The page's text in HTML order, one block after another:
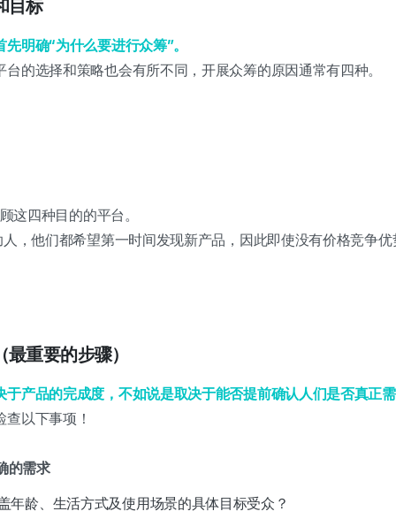
目标
明确“为什么要进行众筹”。
的选择和策略也会有所不同，开展众筹的原因通常有四种。
这四种目的的平台。
，他们都希望第一时间发现新产品，因此即使没有价格竞争
重要的步骤）
于产品的完成度，不如说是取决于能否提前确认人们是否真正
以下事项！
的需求
年龄、生活方式及使用场景的具体目标受众？